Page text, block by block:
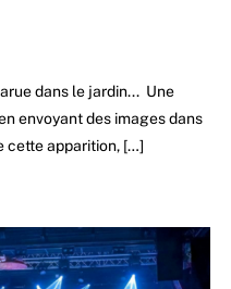
dans le jardin... ​ Une
envoyant des images dans
cette apparition, […]